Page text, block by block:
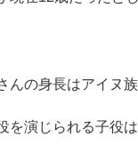
んの身長はアイヌ
を演じられる子役